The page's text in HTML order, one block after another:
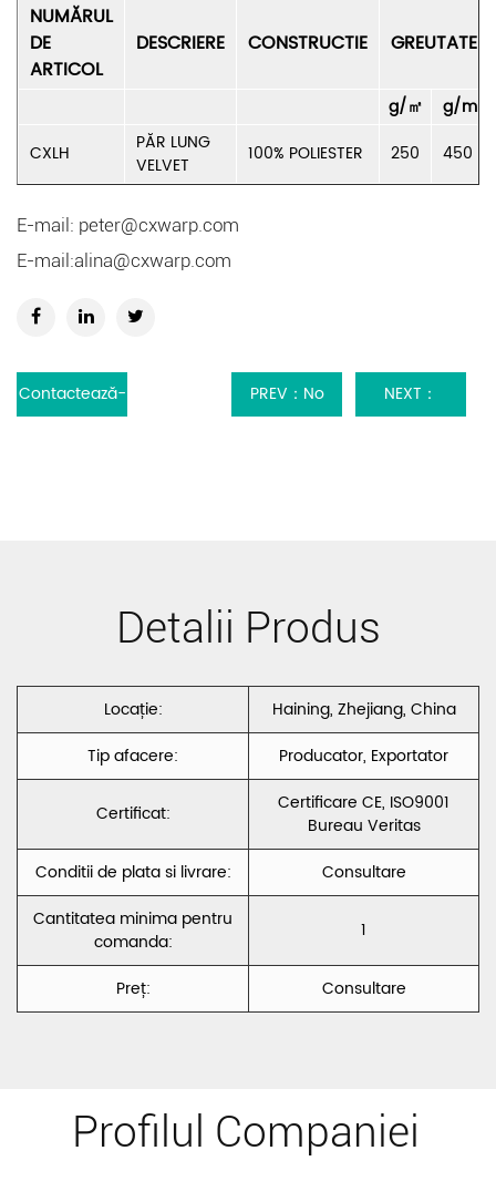
NUMĂRUL
DE
ARTICOL
DESCRIERE CONSTRUCTIE GREUTATE
g/㎡
g/m
CXLH
PĂR LUNG
VELVET
100% POLIESTER 250 450
E-mail: peter@cxwarp.com
E-mail:alina@cxwarp.com
Contactează-
PREV：No
NEXT：
VELVET CXSJ
Detalii Produs
Locație:
Haining, Zhejiang, China
Tip afacere:
Producator, Exportator
Certificat:
Certificare CE, ISO9001
Bureau Veritas
Conditii de plata si livrare:
Consultare
Cantitatea minima pentru
comanda:
1
Preț: Consultare
Profilul Companiei